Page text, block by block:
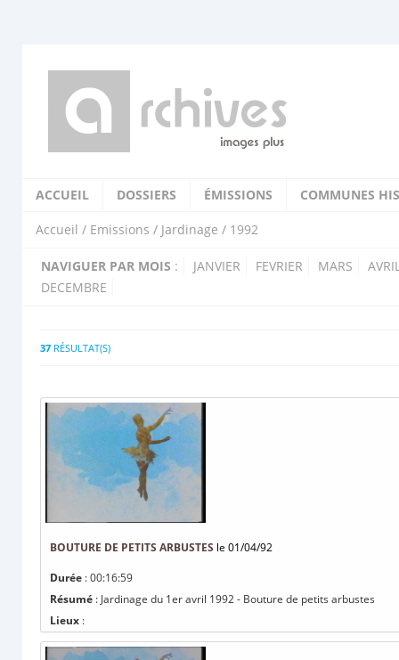
ACCUEIL DOSSIERS ÉMISSIONS COMMUNES
Accueil / Emissions / Jardinage / 1992
NAVIGUER PAR MOIS : JANVIER FEVRIER MARS
DECEMBRE
37 RÉSULTAT(S)
BOUTURE DE PETITS ARBUSTES le 01/04/92
Durée : 00:16:59
Résumé : Jardinage du 1er avril 1992 - Bouture de petits arbustes
Lieux :